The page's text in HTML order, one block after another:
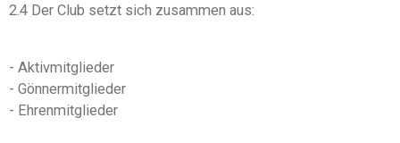
2.4 Der Club setzt sich zusammen aus:
- Aktivmitglieder
- Gönnermitglieder
- Ehrenmitglieder